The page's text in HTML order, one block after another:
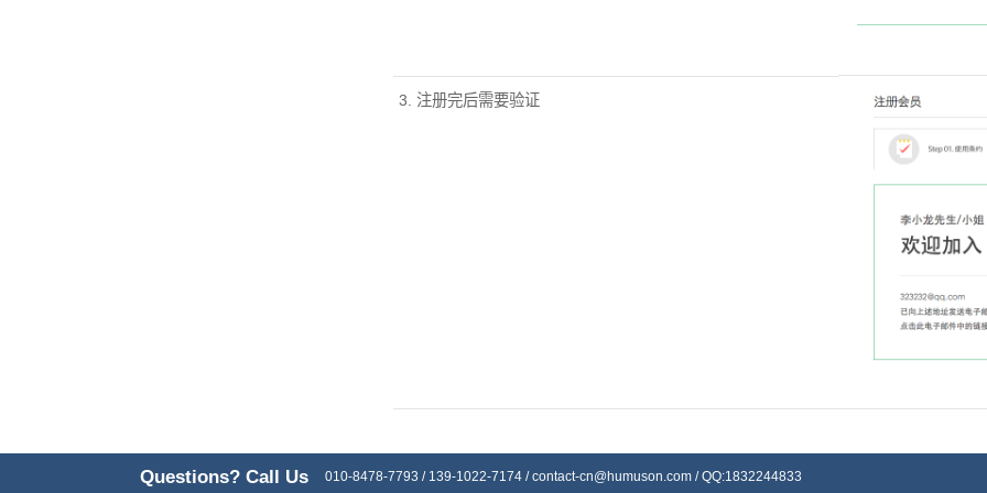
3. 注册完后需要验证
Questions? Call Us 010-8478-7793 / 139-1022-7174 /contact-cn@humuson.com / QQ:1832244833